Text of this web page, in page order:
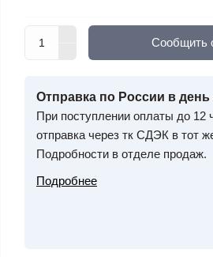
Cообщить
Отправка по России в
При поступлении оплаты до 12
отправка через тк СДЭК в тот
Подробности в отделе продаж.
Подробнее